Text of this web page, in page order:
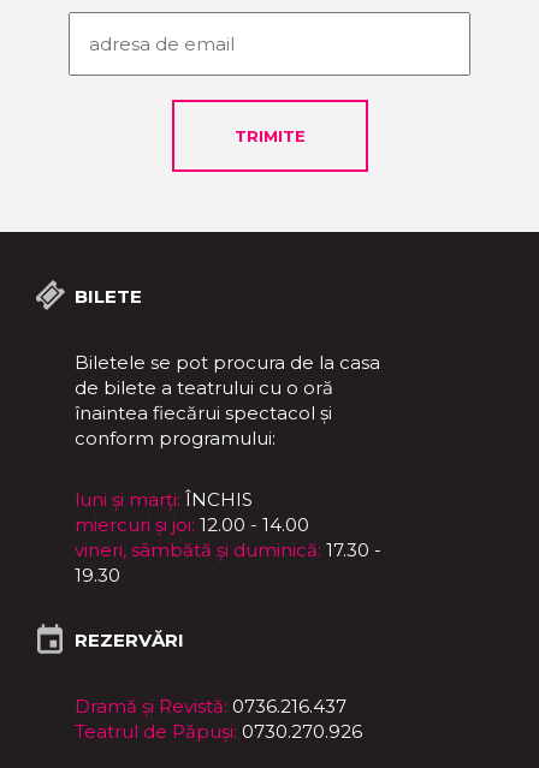
BILETE
Biletele se pot procura de la casa
de bilete a teatrului cu o oră
înaintea fiecărui spectacol și
conform programului:
luni și marți: ÎNCHIS
miercuri și joi: 12.00 - 14.00
vineri, sâmbătă și duminică: 17.30 -
19.30
REZERVĂRI
Dramă și Revistă: 0736.216.437
Teatrul de Păpuși: 0730.270.926